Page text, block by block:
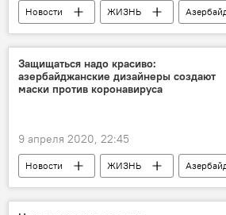
Новости ЖИЗНЬ
Здоровье
врачи
лечение
Коронавирус
Защищаться надо красиво:
азербайджанские дизайнеры создают
маски против коронавируса
9 апреля 2020, 22:45
Новости ЖИЗНЬ
Здоровье
медицинские маски